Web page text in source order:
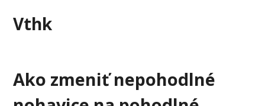
Vthk
Ako zmeniť nepohodlné